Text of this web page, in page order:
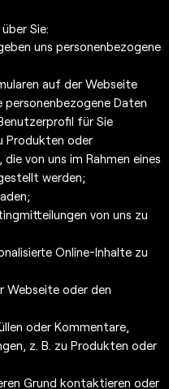
Sie:
uns personenbezogene
auf der Webseite
personenbezogene Daten
für Sie
Produkten oder
von uns im Rahmen eines
werden;
von uns zu
Online-Inhalte zu
Webseite oder den
oder Kommentare,
z. B. zu Produkten oder
Grund kontaktieren oder